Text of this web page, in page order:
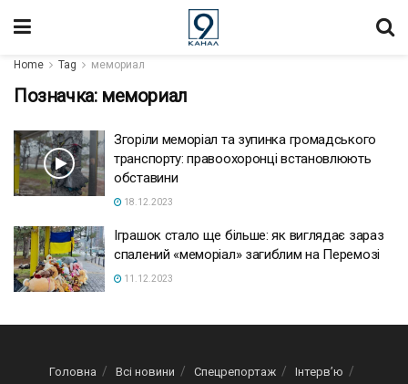
Home Tag мемориал
Позначка: мемориал
Згоріли меморіал та зупинка громадського
транспорту: правоохоронці встановлюють
обставини
18.12.2023
Іграшок стало ще більше: як виглядає зараз
спалений «меморіал» загиблим на Перемозі
11.12.2023
Головна Всі новини Спецрепортаж
Інтерв’ю